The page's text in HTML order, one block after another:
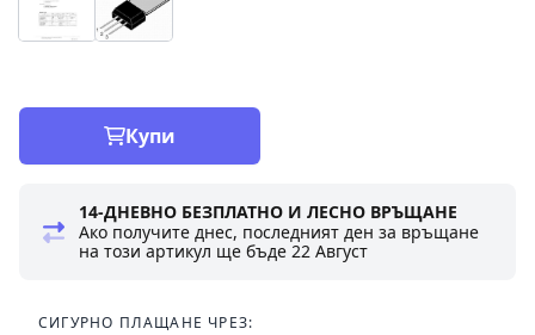
Купи
14-ДНЕВНО БЕЗПЛАТНО И ЛЕСНО ВРЪЩАНЕ
Ако получите днес, последният ден за връщане
на този артикул ще бъде22 Август
СИГУРНО ПЛАЩАНЕ ЧРЕЗ: